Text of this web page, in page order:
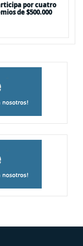
por cuatro
de $500.000